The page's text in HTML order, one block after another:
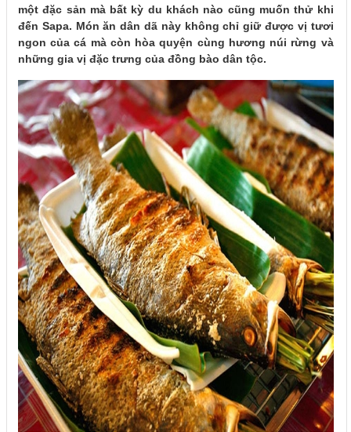
một đặc sản mà bất kỳ du khách nào cũng muốn thử khi
đến Sapa. Món ăn dân dã này không chỉ giữ được vị tươi
ngon của cá mà còn hòa quyện cùng hương núi rừng và
những gia vị đặc trưng của đồng bào dân tộc.